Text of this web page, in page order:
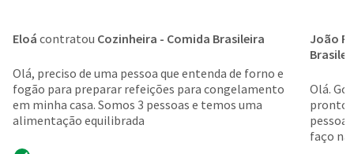
Eloá contratou Cozinheira - Comida Brasileira
Olá, preciso de uma pessoa que entenda de forno e
fogão para preparar refeições para congelamento
em minha casa. Somos 3 pessoas e temos uma
alimentação equilibrada
João
Olá.
prontos
faço na